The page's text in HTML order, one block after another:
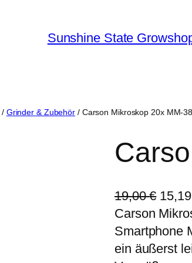
Sunshine State
/ Grinder & Zubehör / Carson Mikroskop 20x MM-
19,00€ U
r
s
p
15,19
Carson
Smartphone
ein äußerst